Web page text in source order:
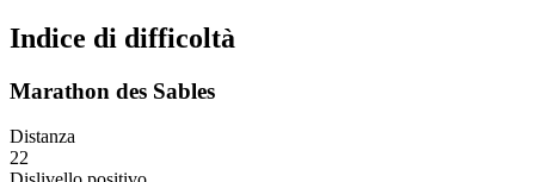
Indice di difficoltà
Marathon des Sables
Distanza
22